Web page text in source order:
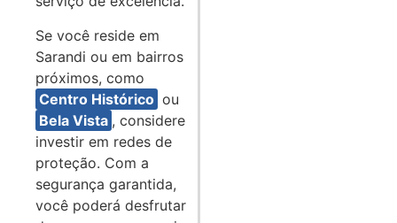
Se você reside em
Sarandi ou em bairros
próximos, como
Centro Histórico ou
Bela Vista , considere
investir em redes de
proteção. Com a
segurança garantida,
você poderá desfrutar